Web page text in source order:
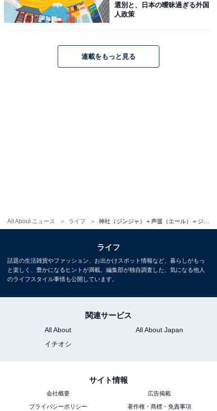
All About ニュース ライフ
メの聖地である。人気作品の『ラブライブ！』や『響
け！ユーフォニアム』
などさまざまなアニメともコラボ
クな商品開発が成されたのだろうと感じ、神田明神の広
報担当に聞いたところ、
ニメやユニークな商品がある……。一見異種なようで、
氏神氏子のような関係で互いに支え合う様は神社の在り
方そのものである。お近くにお住まいの人はもちろん、
取材協力：みほとけさん
＞次ページ：実際の投稿＆みほとけさんのほかの投稿も
選別と、日本の曖昧過ぎる外国
人政策
連載をもっと見る
ライフ
話題の生活雑貨やファッション、お出かけスポット情報など、暮らしがもっ
と楽しく、豊かになるヒントが満載。編集部が独自調査した、気になる他人
のライフスタイル事情も公開しています。
関連サービス
All About
All About Japan
イチオシ
サイト情報
会社概要
広告掲載
プライバシーポリシー
著作権・商標・免責事項